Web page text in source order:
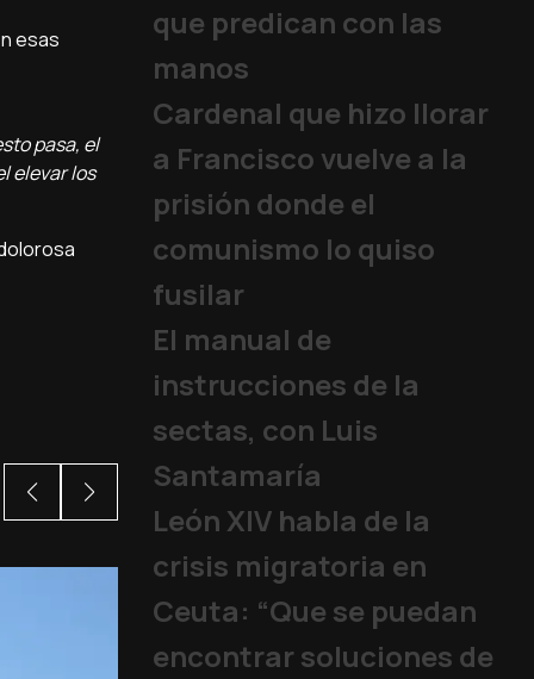
esas
pasa, el
elevar los
que predican con las
manos
Cardenal que hizo llorar
a Francisco vuelve a la
prisión donde el
comunismo lo quiso
fusilar
El manual de
instrucciones de la
sectas, con Luis
Santamaría
León XIV habla de la
crisis migratoria en
Ceuta: “Que se puedan
encontrar soluciones de